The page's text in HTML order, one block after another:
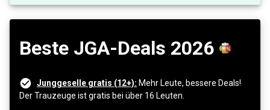
Beste JGA-Deals 2026
Junggeselle gratis (12+): Mehr Leute, bessere Deals!
Der Trauzeuge ist gratis bei über 16 Leuten.